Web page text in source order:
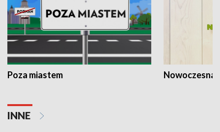
Poza miastem Nowoczesna
INNE